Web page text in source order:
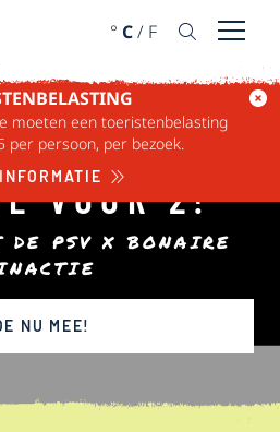
° C/ F Menu
moeten een toeristenbelasting
per persoon, per bezoek.
TRIP NAAR
VOOR 2!
DE PSV X BONAIRE
NU MEE!